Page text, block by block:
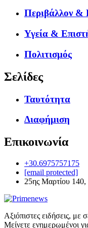
Περιβάλλον &
Υγεία &
Πολιτισμός
Σελίδες
Ταυτότητα
Διαφήμιση
Επικοινωνία
+30.6975757175
[email protected]
25ης Μαρτίου
Αξιόπιστες ειδήσεις,
Μείνετε ενημερωμένοι